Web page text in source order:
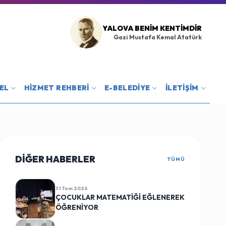
YALOVA BENIM KENTIMDIR
Gazi Mustafa Kemal Atatürk
HİZMET REHBERİ E-BELEDİYE İLETİŞİM
DİĞER HABERLER TÜMÜ
31 Tem 2026
ÇOCUKLAR MATEMATİĞİ EĞLENEREK
ÖĞRENİYOR